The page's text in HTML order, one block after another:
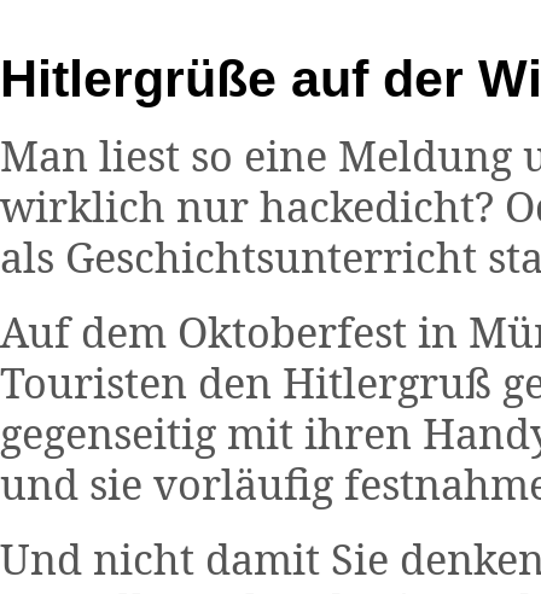
Hitlergrüße auf der
Man liest so eine Meldung
wirklich nur hackedicht?
als Geschichtsunterricht
Auf dem Oktoberfest in
Touristen den Hitlergruß
gegenseitig mit ihren
und sie vorläufig
Und nicht damit Sie